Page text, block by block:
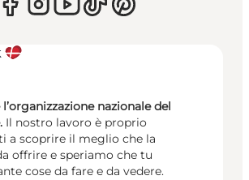
nazionale del
Il nostro lavoro è proprio
a scoprire il meglio che la
offrire e speriamo che tu
cose da fare e da vedere.